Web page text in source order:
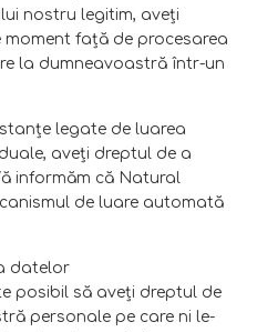
nostru legitim, aveţi
faţă de procesarea
la dumneavoastră într-un
legate de luarea
aveţi dreptul de a
informăm că Natural
de luare automată
datelor
posibil să aveţi dreptul de
personale pe care ni le-